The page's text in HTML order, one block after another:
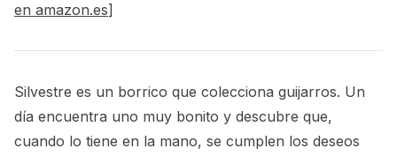
en amazon.es]
Silvestre es un borrico que colecciona guijarros. Un
día encuentra uno muy bonito y descubre que,
cuando lo tiene en la mano, se cumplen los deseos